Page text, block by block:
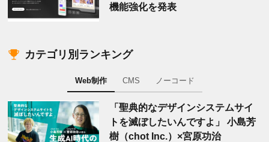
機能強化を発表
カテゴリ別ランキング
Web制作 CMS ノーコード
「聖典的なデザインシステムサイ
トを滅ぼしたいんですよ」 小島芳
樹（chot Inc.）×宮原功治